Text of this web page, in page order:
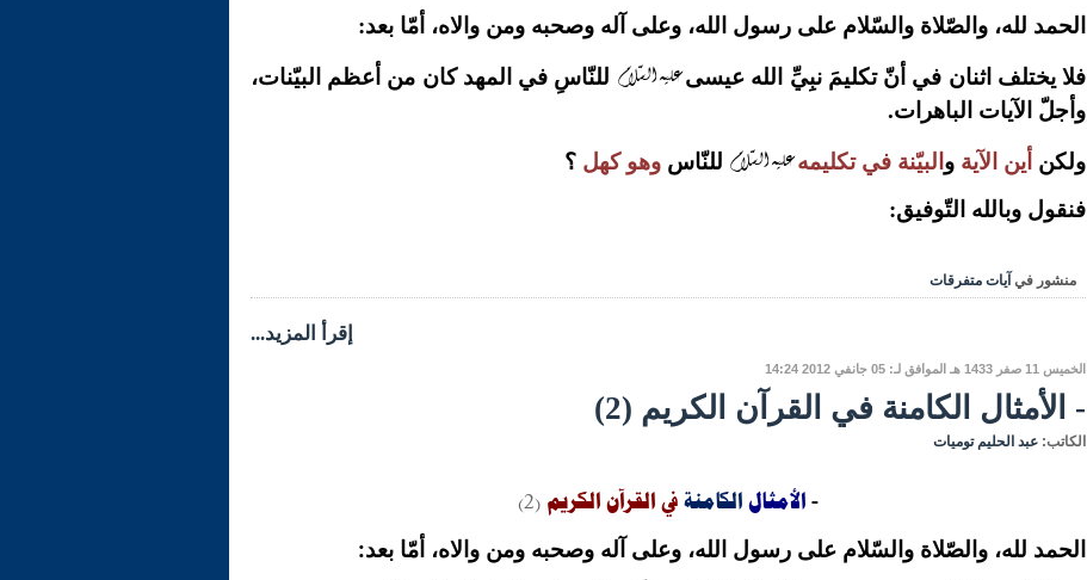
الحمد لله، والصّلاة والسّلام على رسول الله، وعلى آله وصحبه ومن والاه، أمّا بعد:
فلا يختلف اثنان في أنّ تكليمَ نبِيِّ الله عيسىعليه السّلام للنّاسِ في المهد كان من أعظم البيّنات،
وأجلّ الآيات الباهرات.
ولكن أين الآية و البيّنة في تكليمه عليه السّلام للنّاس وهو كهل ؟
فنقول وبالله التّوفيق:
منشور في آيات متفرقات
إقرأ المزيد...
الخميس 11 صفر 1433 هـ الموافق لـ: 05 جانفي 2012 14:24
- الأمثال الكامنة في القرآن الكريم (2)
الكاتب: عبد الحليم توميات
- الأمثالالكامنةفي القرآن الكريم(2)
الحمد لله، والصّلاة والسّلام على رسول الله، وعلى آله وصحبه ومن والاه، أمّا بعد: